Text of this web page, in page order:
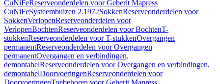
CuNiFeReserveonderdelen voor Geberit Mapress
CuNiFeSysteembuizen 2.1972SokkenReserveonderdelen voor
SokkenVerlopenReserveonderdelen voor
VerlopenBochtenReserveonderdelen voor BochtenT-
stukkenReserveonderdelen voor T-stukkenOvergangen
permanentReserveonderdelen voor Overgangen
permanentOvergangen en verbindingen,
demontabelReserveonderdelen voor Overgangen en verbindingen,
demontabelDoorvoeringenReserveonderdelen voor
DoorvoeringenToebehoren voor Geberit Mapress